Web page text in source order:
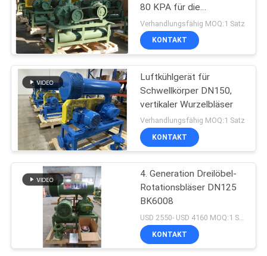
80 KPA für die
Abwasserbehandlung
Verhandlungsfähig MOQ:1 Satz
KONTAKT
Luftkühlgerät für
Schwellkörper DN150,
vertikaler Wurzelbläser
Verhandlungsfähig MOQ:1 Satz
KONTAKT
4. Generation Dreilöbel-
Rotationsbläser DN125
BK6008
USD 2550- USD 4160 MOQ:1 Satz
KONTAKT